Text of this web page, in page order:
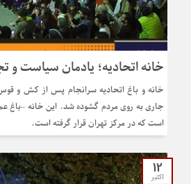
خانه اتحادیه؛ یادمان سیاست و
جاری به روی مردم گشوده شد. این خانه –باغ
است که در مرکز تهران قرار گرفته است.
12
اکتبر